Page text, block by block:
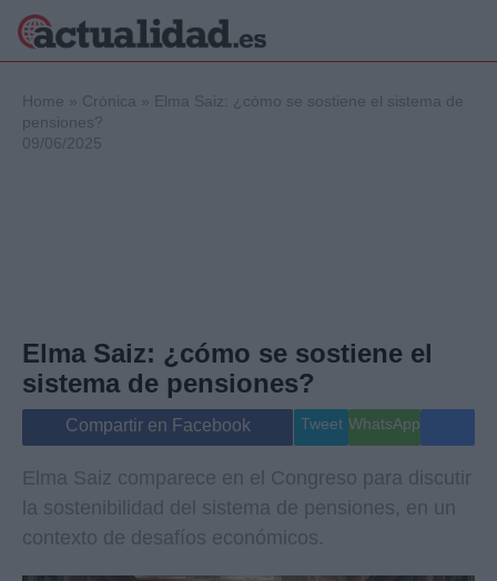
Internacional
Viajes
Gente
Musica
Home » Crónica » Elma Saiz: ¿cómo se sostiene el sistema de
pensiones?
09/06/2025
Elma Saiz: ¿cómo se sostiene el
sistema de pensiones?
Compartir en Facebook Tweet WhatsApp
Elma Saiz comparece en el Congreso para discutir
la sostenibilidad del sistema de pensiones, en un
contexto de desafíos económicos.